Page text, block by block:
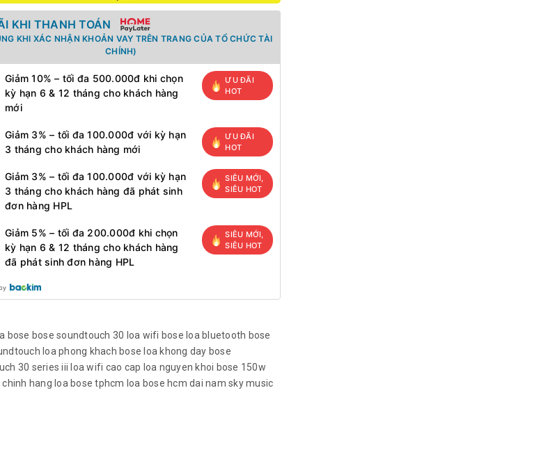
KHI THANH TOÁN
KHI XÁC NHẬN KHOẢN VAY TRÊN TRANG CỦA TỔ CHỨC TÀI
CHÍNH)
Giảm 10% – tối đa 500.000đ khi chọn
kỳ hạn 6 & 12 tháng cho khách hàng
mới
ƯU ĐÃI
HOT
Giảm 3% – tối đa 100.000đ với kỳ hạn
3 tháng cho khách hàng mới
ƯU ĐÃI
HOT
Giảm 3% – tối đa 100.000đ với kỳ hạn
3 tháng cho khách hàng đã phát sinh
đơn hàng HPL
SIÊU MỚI,
SIÊU HOT
Giảm 5% – tối đa 200.000đ khi chọn
kỳ hạn 6 & 12 tháng cho khách hàng
đã phát sinh đơn hàng HPL
SIÊU MỚI,
SIÊU HOT
bose bose soundtouch 30 loa wifi bose loa bluetooth bose
loa phong khach bose loa khong day bose
30 series iii loa wifi cao cap loa nguyen khoi bose 150w
chinh hang loa bose tphcm loa bose hcm dai nam sky music